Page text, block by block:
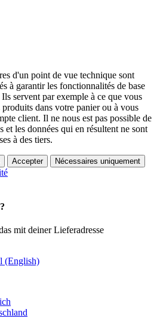
d'un point de vue technique sont
à garantir les fonctionnalités de base
servent par exemple à ce que vous
dans votre panier ou à vous
client. Il ne nous est pas possible de
et les données qui en résultent ne sont
à des tiers.
Accepter Nécessaires uniquement
mit deiner Lieferadresse
(English)